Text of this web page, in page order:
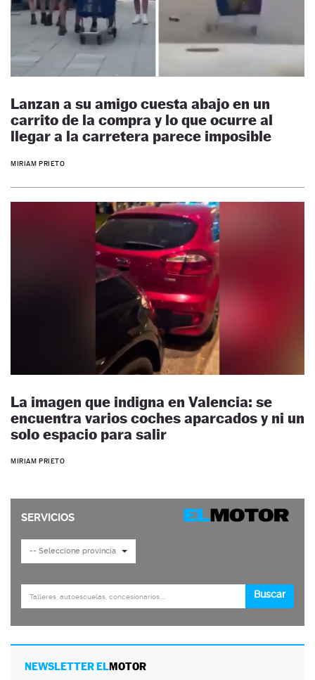
Lanzan a su amigo cuesta abajo en un
carrito de la compra y lo que ocurre al
llegar a la carretera parece imposible
MIRIAM PRIETO
La imagen que indigna en Valencia: se
encuentra varios coches aparcados y ni un
solo espacio para salir
MIRIAM PRIETO
NEWSLETTER ELMOTOR